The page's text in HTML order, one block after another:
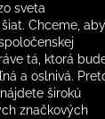
sveta
Chceme, aby
tá, ktorá
a oslnivá.
širokú
značkových